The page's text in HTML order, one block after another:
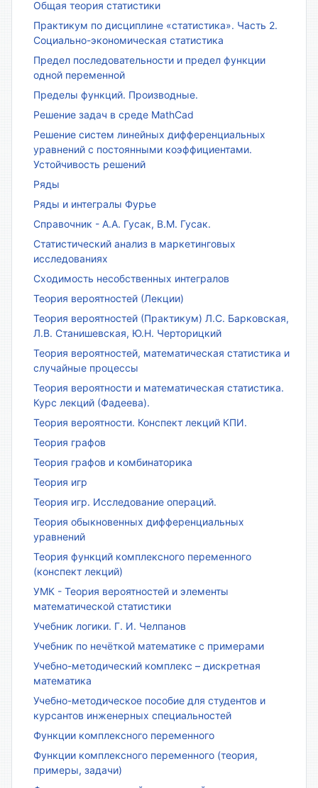
Общая теория статистики
Практикум по дисциплине «статистика». Часть 2.
Социально-экономическая статистика
Предел последовательности и предел функции
одной переменной
Пределы функций. Производные.
Решение задач в среде MathCad
Решение систем линейных дифференциальных
уравнений с постоянными коэффициентами.
Устойчивость решений
Ряды
Ряды и интегралы Фурье
Справочник - А.А. Гусак, В.М. Гусак.
Статистический анализ в маркетинговых
исследованиях
Сходимость несобственных интегралов
Теория вероятностей (Лекции)
Теория вероятностей (Практикум) Л.С. Барковская,
Л.В. Станишевская, Ю.Н. Черторицкий
Теория вероятностей, математическая статистика и
случайные процессы
Теория вероятности и математическая статистика.
Курс лекций (Фадеева).
Теория вероятности. Конспект лекций КПИ.
Теория графов
Теория графов и комбинаторика
Теория игр
Теория игр. Исследование операций.
Теория обыкновенных дифференциальных
уравнений
Теория функций комплексного переменного
(конспект лекций)
УМК - Теория вероятностей и элементы
математической статистики
Учебник логики. Г. И. Челпанов
Учебник по нечёткой математике с примерами
Учебно-методический комплекс – дискретная
математика
Учебно-методическое пособие для студентов и
курсантов инженерных специальностей
Функции комплексного переменного
Функции комплексного переменного (теория,
примеры, задачи)